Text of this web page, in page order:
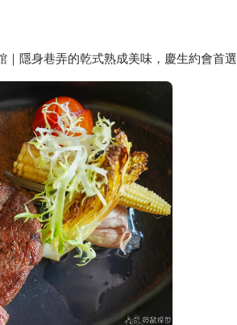
｜隱身巷弄的乾式熟成美味，慶生約會首選